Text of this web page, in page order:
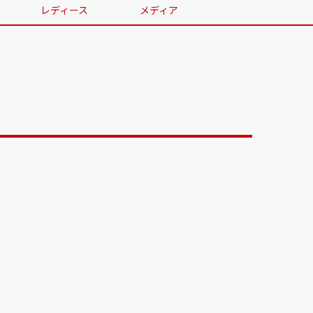
レディース メディア